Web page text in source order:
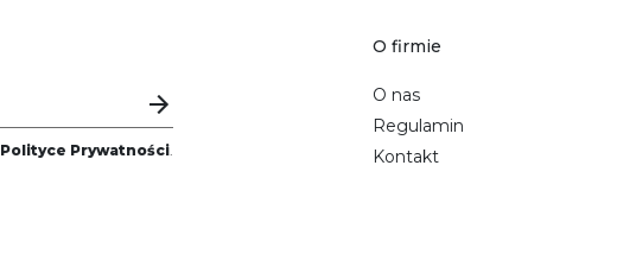
Polityce Prywatności
O firmie
O nas
Regulamin
Kontakt